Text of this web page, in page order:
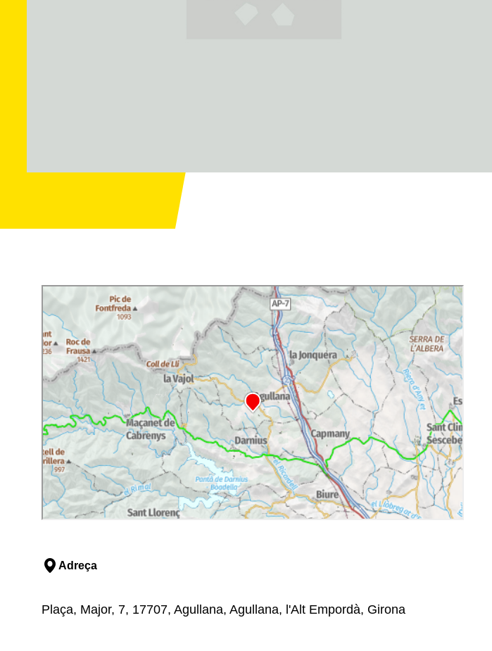
Adreça
Plaça, Major, 7, 17707, Agullana, Agullana, l'Alt Empordà, Girona